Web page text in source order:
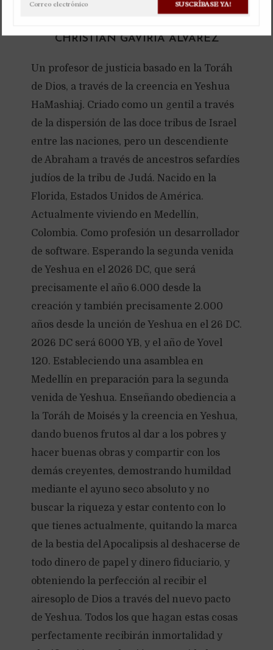
Haz una pregunta
Disponible en inglés
CHRISTIAN GAVIRIA ALVAREZ
Un profesor de justicia basado en la Toráh
de Dios, a través de la creencia en Yeshua
HaMashiaj. Criado como un gentil a través
de la dispersión de las doce tribus de Israel
entre las naciones, pero un descendiente
de Abraham a través de ancestros sefardíes
judíos de la tribu de Judá. Nacido en la
Florida, Estados Unidos de América.
Actualmente viviendo en Medellín,
Colombia. Como profesión un desarrollador
de software. Esperando la segunda venida
de Yeshua en el 2026 DC, que será
precisamente el año 6.000 desde la
creación y también precisamente 2.000
años desde la unción de Yeshua en el 26 DC.
2026 DC será 6000 YB, y el año de Yovel
120. Estableciendo una asamblea en
Medellín en preparación para la segunda
venida de Yeshua. Enseñando obediencia a
la Toráh de Moisés y la creencia en Yeshua,
dando buenos frutos al dar a los pobres y
hacer buenas obras y compartir con los
demás creyentes, demostrando humildad
mediante el ayuno seco absoluto y no
buscar la riqueza y estar contento con lo
que tienes actualmente, quitando la marca
de la bestia del Apocalipsis al deshacerse de
todo dinero de papel y dinero fiduciario, y
obteniendo la perfección al recibir el
airesoplo de Dios a través del nuevo pacto
de Yeshua. Todos los que hagan estas cosas
perfectamente recibirán inmortalidad y
SUSCRÍBASE YA!